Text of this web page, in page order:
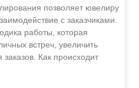
позволяет ювелиру
с заказчиками.
работы, которая
встреч, увеличить
Как происходит